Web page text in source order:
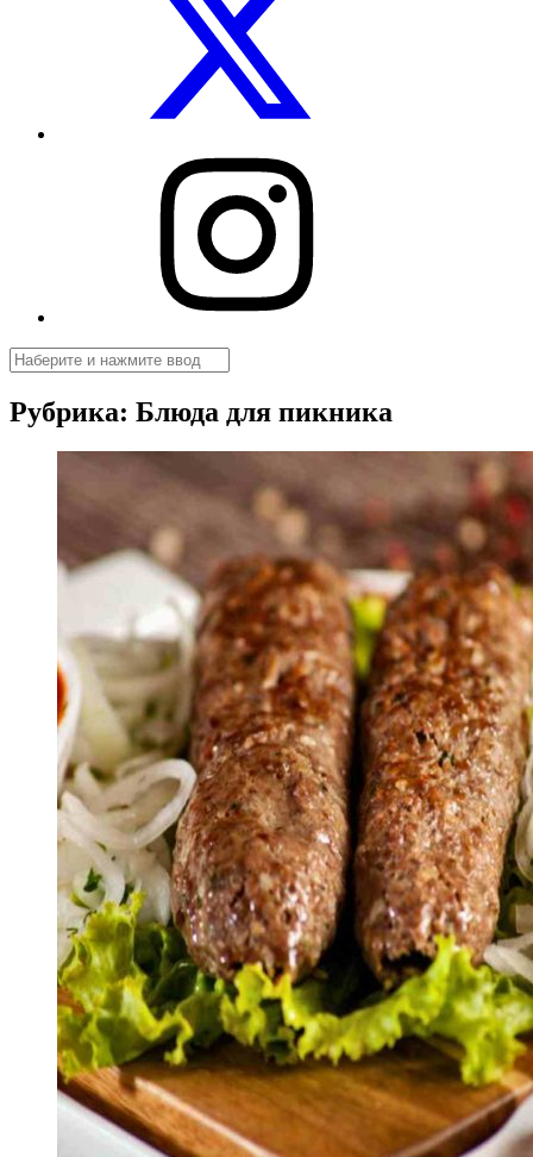
Поиск
Рубрика: Блюда для пикника